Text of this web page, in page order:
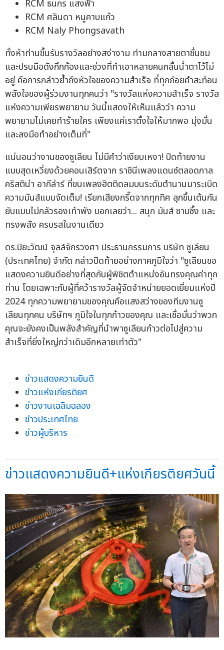
RCM ธนกร แสงฟ้า
RCM ศลินดา หนูคาบแก้ว
RCM Naly Phongsavath
ทั้งห้าท่านขึ้นรับรางวัลอย่างสง่างาม ท่ามกลางสายตาชื่นชม
และปรบมือดังกึกก้องและช่วงที่ทำเอาหลายคนกลั้นน้ำตาไว้ไม่
อยู่ คือการกล่าวย้ำถึงหัวใจของความสำเร็จ ที่ทุกถ้อยคำสะท้อน
พลังใจของผู้ร่วมงานทุกคนว่า "รางวัลแห่งความสำเร็จ รางวัล
แห่งความเพียรพยายาม วันนี้แสดงให้เห็นแล้วว่า ความ
พยายามไม่เคยทำร้ายใคร เพียงแค่เราตั้งใจให้มากพอ มุ่งมั่น
และลงมือทำอย่างเต็มที่"
แน่นอนว่างานของซูเลียน ไม่มีคำว่าเงียบเหงา! ปิดท้ายงาน
แบบสุดเหวี่ยงด้วยคอนเสิร์ตจาก ราชินีเพลงแดนซ์ตลอดกาล
คริสติน่า อากีล่าร์ ที่ขนเพลงฮิตติดลมบนระดับตำนานมาระเบิด
ความมันส์แบบจัดเต็ม! เรียกเสียงกรี๊ดจากทุกทิศ ลุกขึ้นเต้นกัน
ยับแบบไม่กลัวรองเท้าพัง บอกเลยว่า... สนุก มันส์ ซาบซึ้ง และ
ทรงพลัง ครบรสในงานเดียว
ดร.ปิยะวัฒน์ จุลล์จักรวงศา ประธานกรรมการ บริษัท ซูเลียน
(ประเทศไทย) จำกัด กล่าวปิดท้ายอย่างภาคภูมิใจว่า "ซูเลียนขอ
แสดงความยินดีอย่างที่สุดกับผู้พิชิตตำแหน่งอันทรงคุณค่าทุก
ท่าน โดยเฉพาะกับผู้ที่คว้ารางวัลผู้จัดจำหน่ายยอดเยี่ยมแห่งปี
2024 ทุกความพยายามของคุณคือแสงสว่างของทีมงานซู
เลียนทุกคน บริษัทฯ ภูมิใจในทุกก้าวของคุณ และเชื่อมั่นว่าพวก
คุณจะยังคงเป็นพลังสำคัญที่นำพาซูเลียนก้าวต่อไปสู่ความ
สำเร็จที่ยิ่งใหญ่กว่าเดิมอีกหลายเท่าตัว"
ข่าวแสดงความยินดี
ข่าวแห่งเกียรติยศ
ข่าวงานเฉลิมฉลอง
ข่าวประเทศไทย
ข่าวผู้บริหาร
ข่าวแสดงความยินดี+แห่งเกียรติยศวันนี้